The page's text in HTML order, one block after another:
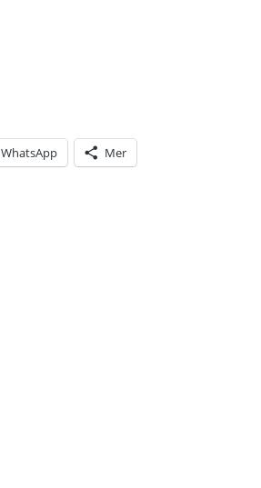
WhatsApp Mer